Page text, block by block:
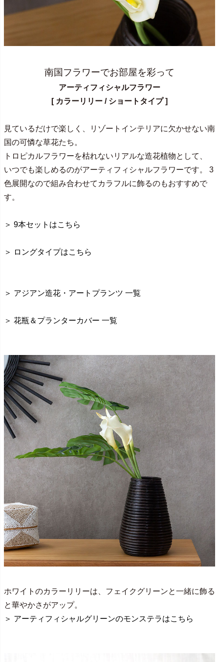
南国フラワーでお部屋を彩って
アーティフィシャルフラワー
[ カラーリリー / ショートタイプ ]
見ているだけで楽しく、リゾートインテリアに欠かせない南
国の可憐な草花たち。
トロピカルフラワーを枯れないリアルな造花植物として、
いつでも楽しめるのがアーティフィシャルフラワーです。 3
色展開なので組み合わせてカラフルに飾るのもおすすめで
す。
＞ 9本セットはこちら
＞ ロングタイプはこちら
＞ アジアン造花・アートプランツ 一覧
＞ 花瓶＆プランターカバー 一覧
ホワイトのカラーリリーは、フェイクグリーンと一緒に飾る
と華やかさがアップ。
＞ アーティフィシャルグリーンのモンステラはこちら